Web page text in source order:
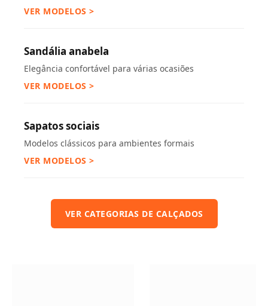
VER MODELOS >
Sandália anabela
Elegância confortável para várias ocasiões
VER MODELOS >
Sapatos sociais
Modelos clássicos para ambientes formais
VER MODELOS >
VER CATEGORIAS DE CALÇADOS